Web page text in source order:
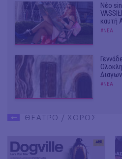
Νέο
καυτή
#ΝΕΑ
#ΝΕΑ
ΘΕΑΤΡΟ / ΧΟΡΟΣ